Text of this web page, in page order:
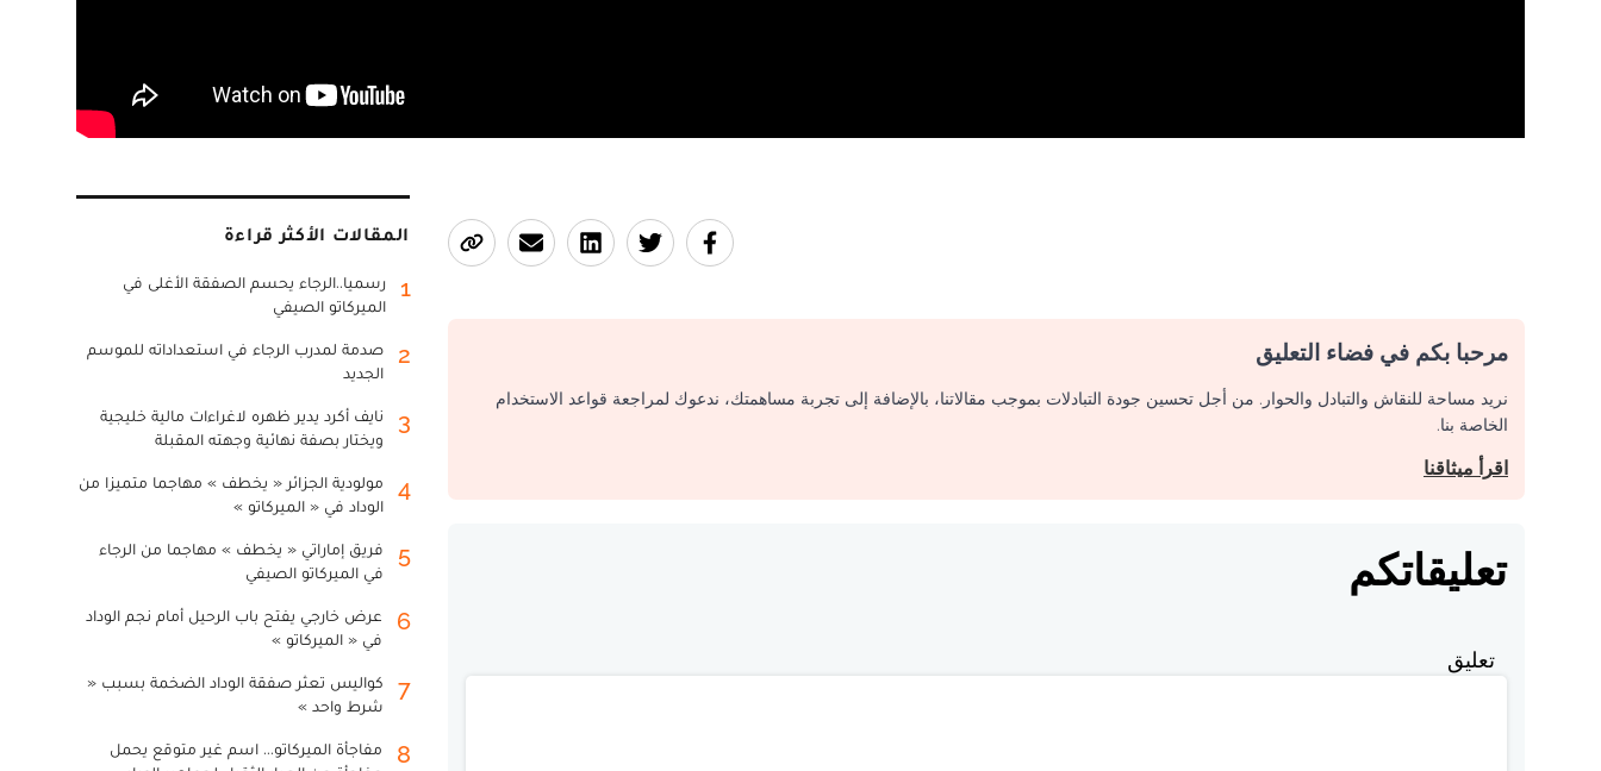
مرحبا بكم في فضاء التعليق
نريد مساحة للنقاش والتبادل والحوار. من أجل تحسين جودة التبادلات بموجب مقالاتنا، بالإضافة إلى تجربة مساهمتك، ندعوك لمراجعة قواعد الاستخدام
الخاصة بنا.
اقرأ ميثاقنا
تعليقاتكم
تعليق
المقالات الأكثر قراءة
1
رسميا..الرجاء يحسم الصفقة الأغلى في
الميركاتو الصيفي
2
صدمة لمدرب الرجاء في استعداداته للموسم
الجديد
3
نايف أكرد يدير ظهره لاغراءات مالية خليجية
ويختار بصفة نهائية وجهته المقبلة
4
مولودية الجزائر « يخطف » مهاجما متميزا من
الوداد في « الميركاتو »
5
فريق إماراتي « يخطف » مهاجما من الرجاء
في الميركاتو الصيفي
6
عرض خارجي يفتح باب الرحيل أمام نجم الوداد
في « الميركاتو »
7
كواليس تعثر صفقة الوداد الضخمة بسبب «
شرط واحد »
8
مفاجأة الميركاتو... اسم غير متوقع يحمل